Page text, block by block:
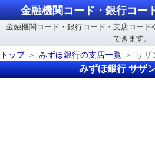
金融機関コード・銀行コー
金融機関コード・銀行コード・支店コー
できます。
トップ
みずほ銀行の支店一覧 サザ
みずほ銀行 サザ